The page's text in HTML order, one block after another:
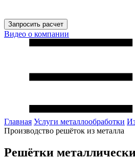
Запросить расчет
Видео о компании
Главная Услуги металлообработки
Производство решёток из металла
Решётки